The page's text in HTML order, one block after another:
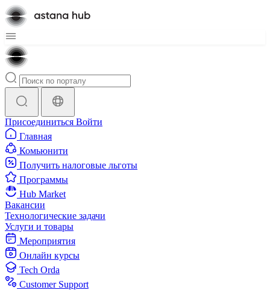
Присоединиться Войти
Главная
Комьюнити
Получить налоговые льготы
Программы
Hub Market
Вакансии
Технологические задачи
Услуги и товары
Мероприятия
Онлайн курсы
Tech Orda
Customer Support